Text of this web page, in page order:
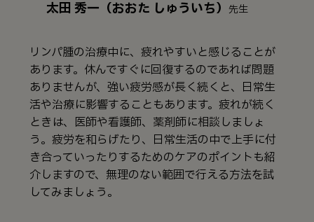
太田 秀一（おおた しゅういち） 先生
リンパ腫の治療中に、疲れやすいと感じることが
あります。休んですぐに回復するのであれば問題
ありませんが、強い疲労感が長く続くと、日常生
活や治療に影響することもあります。疲れが続く
ときは、医師や看護師、薬剤師に相談しましょ
う。疲労を和らげたり、日常生活の中で上手に付
き合っていったりするためのケアのポイントも紹
介しますので、無理のない範囲で行える方法を試
してみましょう。